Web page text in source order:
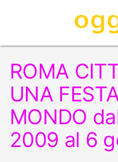
ROMA
UNA
MONDO
2009 al 6